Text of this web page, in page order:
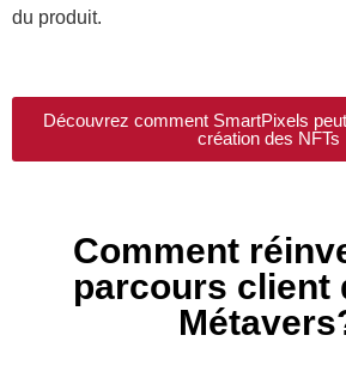
du produit.
Découvrez comment SmartPixels
création des NFTs
Comment
parcours client